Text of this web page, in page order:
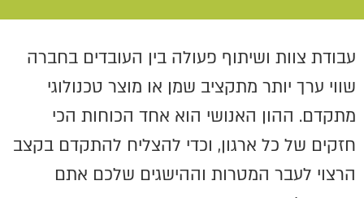
עבודת צוות ושיתוף פעולה בין העובדים בחברה
שווי ערך יותר מתקציב שמן או מוצר טכנולוגי
מתקדם. ההון האנושי הוא אחד הכוחות הכי
חזקים של כל ארגון, וכדי להצליח להתקדם בקצב
הרצוי לעבר המטרות וההישגים שלכם אתם